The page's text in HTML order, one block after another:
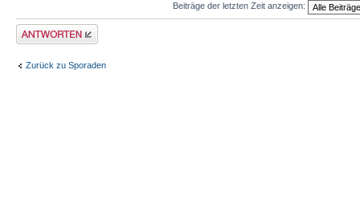
Beiträge der letzten Zeit anzeigen:
Antwort erstellen
Zurück zu Sporaden